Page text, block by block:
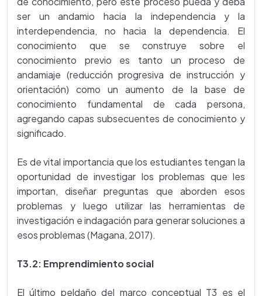
ser un andamio hacia la independencia y la
interdependencia, no hacia la dependencia. El
conocimiento que se construye sobre el
conocimiento previo es tanto un proceso de
andamiaje (reducción progresiva de instrucción y
orientación) como un aumento de la base de
conocimiento fundamental de cada persona,
agregando capas subsecuentes de conocimiento y
significado.
Es de vital importancia que los estudiantes tengan la
oportunidad de investigar los problemas que les
importan, diseñar preguntas que aborden esos
problemas y luego utilizar las herramientas de
investigación e indagación para generar soluciones a
esos problemas (Magana, 2017).
T3.2: Emprendimiento social
El último peldaño del marco conceptual T3 es el